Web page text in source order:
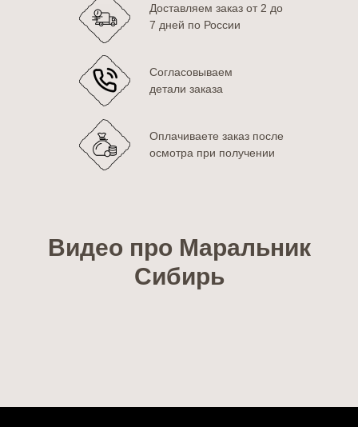
Согласовываем
детали заказа
Доставляем заказ от 2 до
7 дней по России
Оплачиваете заказ после
осмотра при получении
Видео про Маральник
Сибирь